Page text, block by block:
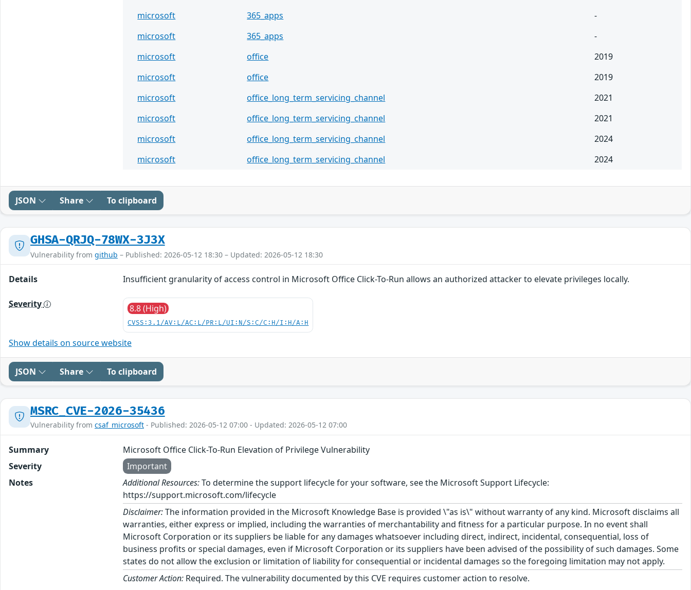
microsoft 365_apps
-
microsoft
365_apps
-
microsoft
office
2019
microsoft
office
2019
microsoft
office_long_term_servicing_channel
2021
microsoft
office_long_term_servicing_channel
2021
microsoft
office_long_term_servicing_channel
2024
microsoft
office_long_term_servicing_channel 2024
JSON Share To clipboard
GHSA-QRJQ-78WX-3J3X
Vulnerability from github – Published: 2026-05-12 18:30 – Updated: 2026-05-12 18:30
Details Insufficient granularity of access control in Microsoft Office Click-To-Run allows an authorized attacker to elevate privileges locally.
Severity 8.8 (High)
CVSS:3.1/AV:L/AC:L/PR:L/UI:N/S:C/C:H/I:H/A:H
Show details on source website
JSON Share To clipboard
MSRC_CVE-2026-35436
Vulnerability from csaf_microsoft - Published: 2026-05-12 07:00 - Updated: 2026-05-12 07:00
Summary
Microsoft Office Click-To-Run Elevation of Privilege Vulnerability
Severity
Important
Notes
Additional Resources:To determine the support lifecycle for your software, see the Microsoft Support Lifecycle:
https://support.microsoft.com/lifecycle
Disclaimer:The information provided in the Microsoft Knowledge Base is provided \"as is\" without warranty of any kind. Microsoft disclaims all
warranties, either express or implied, including the warranties of merchantability and fitness for a particular purpose. In no event shall
Microsoft Corporation or its suppliers be liable for any damages whatsoever including direct, indirect, incidental, consequential, loss of
business profits or special damages, even if Microsoft Corporation or its suppliers have been advised of the possibility of such damages. Some
states do not allow the exclusion or limitation of liability for consequential or incidental damages so the foregoing limitation may not apply.
Customer Action: Required. The vulnerability documented by this CVE requires customer action to resolve.